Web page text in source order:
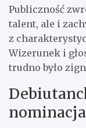
Publiczność
talent, ale i
z
Wizerunek i
trudno było